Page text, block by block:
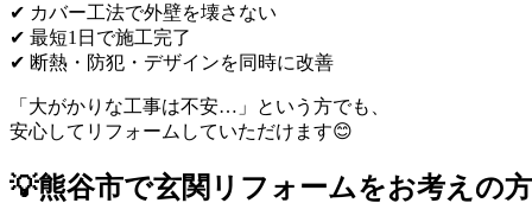
✔ カバー工法で外壁を壊さない
✔ 最短1日で施工完了
✔ 断熱・防犯・デザインを同時に改善
「大がかりな工事は不安…」という方でも、
安心してリフォームしていただけます😊
💡熊谷市で玄関リフォームをお考えの